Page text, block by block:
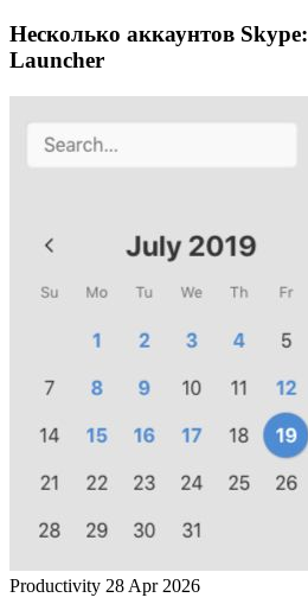
Несколько аккаунтов
Launcher
Productivity 28 Apr 2026